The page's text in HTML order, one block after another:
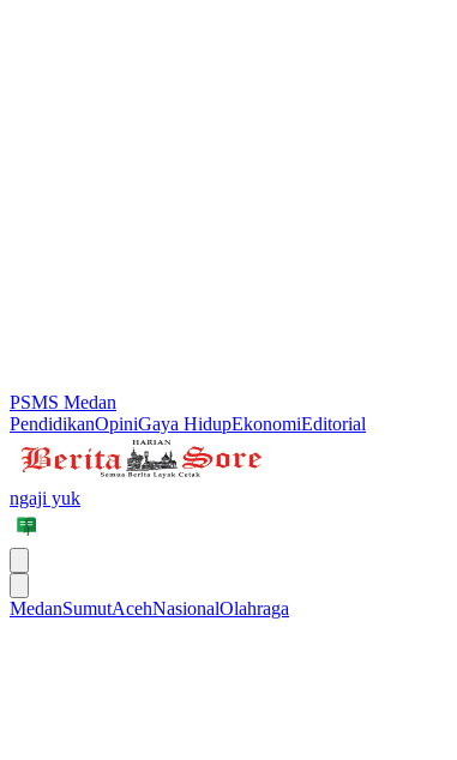
PSMS Medan
PendidikanOpiniGaya HidupEkonomiEditorial
ngaji yuk
MedanSumutAcehNasionalOlahraga